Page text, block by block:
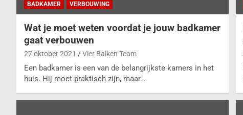
BADKAMER VERBOUWING
Wat je moet weten voordat je jouw badkamer
gaat verbouwen
27 oktober 2021 Vier Balken Team
Een badkamer is een van de belangrijkste kamers in het
huis. Hij moet praktisch zijn, maar…